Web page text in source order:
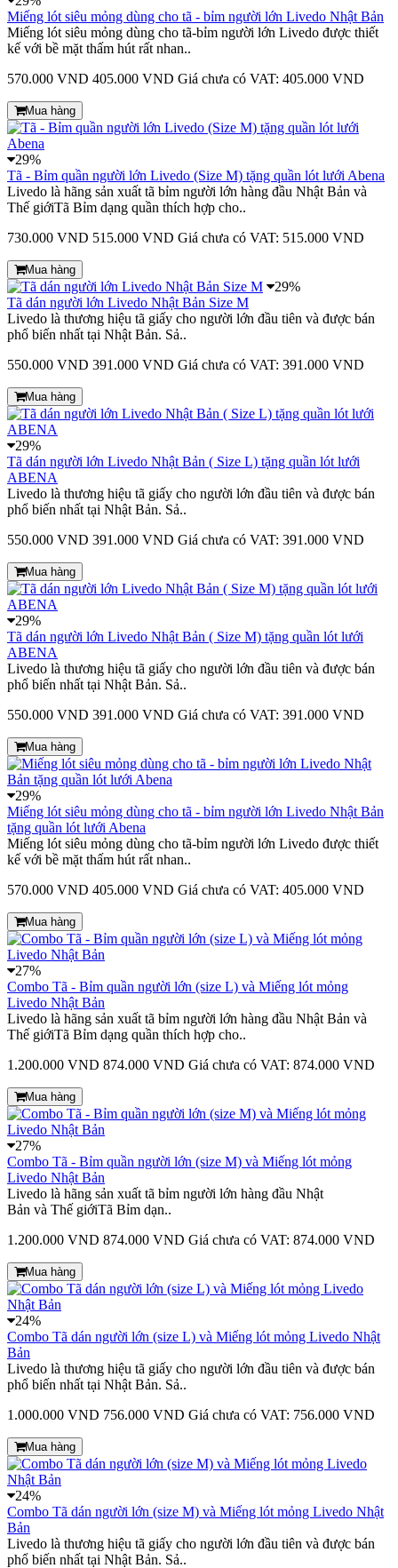
Miếng lót siêu mỏng dùng cho tã - bỉm người lớn Livedo Nhật Bản
Miếng lót siêu mỏng dùng cho tã-bỉm người lớn Livedo được thiết
kế với bề mặt thấm hút rất nhan..
570.000 VND 405.000 VND Giá chưa có VAT: 405.000 VND
Mua hàng
29%
Tã - Bỉm quần người lớn Livedo (Size M) tặng quần lót lưới Abena
Livedo là hãng sản xuất tã bỉm người lớn hàng đầu Nhật Bản và
Thế giớiTã Bỉm dạng quần thích hợp cho..
730.000 VND 515.000 VND Giá chưa có VAT: 515.000 VND
Mua hàng
29%
Tã dán người lớn Livedo Nhật Bản Size M
Livedo là thương hiệu tã giấy cho người lớn đầu tiên và được bán
phổ biến nhất tại Nhật Bản. Sả..
550.000 VND 391.000 VND Giá chưa có VAT: 391.000 VND
Mua hàng
29%
Tã dán người lớn Livedo Nhật Bản ( Size L) tặng quần lót lưới
ABENA
Livedo là thương hiệu tã giấy cho người lớn đầu tiên và được bán
phổ biến nhất tại Nhật Bản. Sả..
550.000 VND 391.000 VND Giá chưa có VAT: 391.000 VND
Mua hàng
29%
Tã dán người lớn Livedo Nhật Bản ( Size M) tặng quần lót lưới
ABENA
Livedo là thương hiệu tã giấy cho người lớn đầu tiên và được bán
phổ biến nhất tại Nhật Bản. Sả..
550.000 VND 391.000 VND Giá chưa có VAT: 391.000 VND
Mua hàng
29%
Miếng lót siêu mỏng dùng cho tã - bỉm người lớn Livedo Nhật Bản
tặng quần lót lưới Abena
Miếng lót siêu mỏng dùng cho tã-bỉm người lớn Livedo được thiết
kế với bề mặt thấm hút rất nhan..
570.000 VND 405.000 VND Giá chưa có VAT: 405.000 VND
Mua hàng
27%
Combo Tã - Bỉm quần người lớn (size L) và Miếng lót mỏng
Livedo Nhật Bản
Livedo là hãng sản xuất tã bỉm người lớn hàng đầu Nhật Bản và
Thế giớiTã Bỉm dạng quần thích hợp cho..
1.200.000 VND 874.000 VND Giá chưa có VAT: 874.000 VND
Mua hàng
27%
Combo Tã - Bỉm quần người lớn (size M) và Miếng lót mỏng
Livedo Nhật Bản
Livedo là hãng sản xuất tã bỉm người lớn hàng đầu Nhật
Bản và Thế giớiTã Bỉm dạn..
1.200.000 VND 874.000 VND Giá chưa có VAT: 874.000 VND
Mua hàng
24%
Combo Tã dán người lớn (size L) và Miếng lót mỏng Livedo Nhật
Bản
Livedo là thương hiệu tã giấy cho người lớn đầu tiên và được bán
phổ biến nhất tại Nhật Bản. Sả..
1.000.000 VND 756.000 VND Giá chưa có VAT: 756.000 VND
Mua hàng
24%
Combo Tã dán người lớn (size M) và Miếng lót mỏng Livedo Nhật
Bản
Livedo là thương hiệu tã giấy cho người lớn đầu tiên và được bán
phổ biến nhất tại Nhật Bản. Sả..